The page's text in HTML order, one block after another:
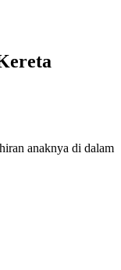
anaknya di dalam